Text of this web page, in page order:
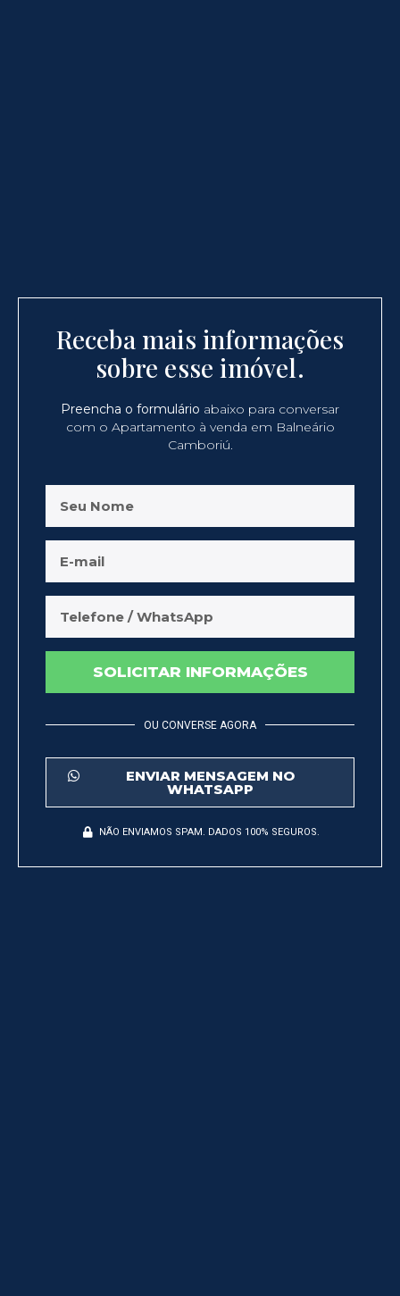
Receba mais informações
sobre esse imóvel.
Preencha o formulário abaixo para conversar
com o Apartamento à venda em Balneário
Camboriú.
SOLICITAR INFORMAÇÕES
OU CONVERSE AGORA
ENVIAR MENSAGEM NO
WHATSAPP
NÃO ENVIAMOS SPAM. DADOS 100% SEGUROS.